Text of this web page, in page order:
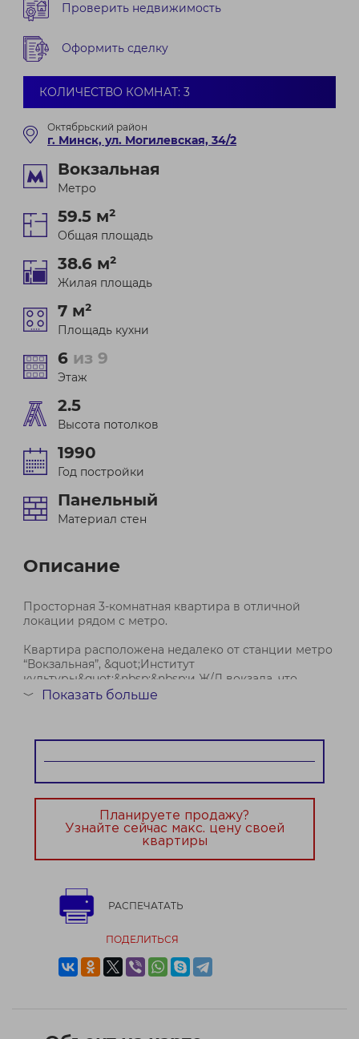
Проверить недвижимость
Оформить сделку
КОЛИЧЕСТВО КОМНАТ: 3
Октябрьский район
г. Минск, ул. Могилевская, 34/2
Вокзальная
Метро
59.5 м²
Общая площадь
38.6 м²
Жилая площадь
7 м²
Площадь кухни
6 из 9
Этаж
2.5
Высота потолков
1990
Год постройки
Панельный
Материал стен
Описание
Просторная 3-комнатная квартира в отличной
локации рядом с метро.
Квартира расположена недалеко от станции метро
“Вокзальная”, &quot;Институт
культуры&quot;&nbsp;&nbsp;и Ж/Д вокзала, что
делает её отличным вариантом для тех, кто ценит
Адрес: г. Минск, ул....
Договор № 234/2 от 23.02.2026
﹀ Показать больше
Планируете продажу?
Узнайте сейчас макс. цену своей
квартиры
РАСПЕЧАТАТЬ
ПОДЕЛИТЬСЯ